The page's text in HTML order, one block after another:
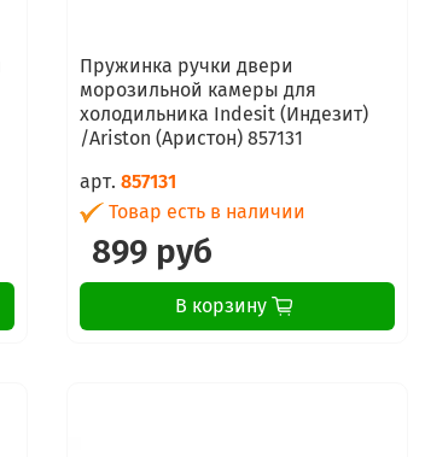
Пружинка ручки двери
морозильной камеры для
холодильника Indesit (Индезит)
/Ariston (Аристон) 857131
арт.857131
Товар есть в наличии
899 руб
В корзину